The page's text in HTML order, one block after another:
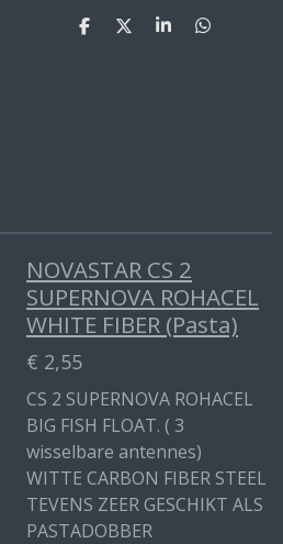
D
D
S
D
NOVASTAR CS 2
SUPERNOVA ROHACEL
WHITE FIBER (Pasta)
€ 2,55
CS 2 SUPERNOVA ROHACEL
BIG FISH FLOAT. ( 3
wisselbare antennes)
WITTE CARBON FIBER STEEL
TEVENS ZEER GESCHIKT ALS
PASTADOBBER